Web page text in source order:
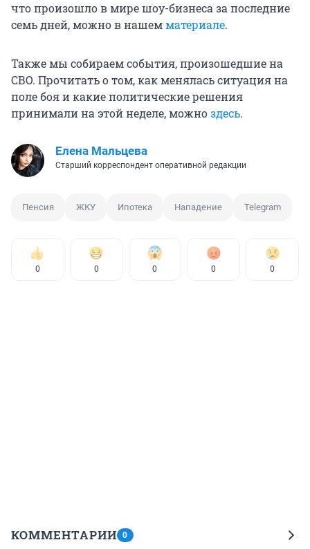
что произошло в мире шоу-бизнеса за последние
семь дней, можно в нашемматериале.
Также мы собираем события, произошедшие на
СВО. Прочитать о том, как менялась ситуация на
поле боя и какие политические решения
принимали на этой неделе, можноздесь.
Елена Мальцева
Старший корреспондент оперативной редакции
Пенсия ЖКУ Ипотека Нападение Telegram
0 0 0 0 0
КОММЕНТАРИИ 0